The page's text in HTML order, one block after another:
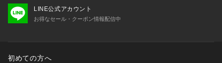
LINE公式アカウント
お得なセール・クーポン情報配信中
初めての方へ